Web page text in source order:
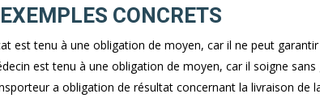
CONCRETS
est tenu à une obligation de moyen, car il ne peut
est tenu à une obligation de moyen, car il soigne sans
a obligation de résultat concernant la livraison de